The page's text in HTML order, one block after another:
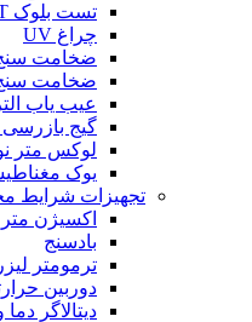
تست بلوک VT
چراغ UV
ضخامت
ضخامت سنج
عیب یاب
گیج
لوکس متر
یوک
تجهیزات شرایط
اکسیژن متر
بادسنج
ترمومتر
دوربین
دیتالاگر